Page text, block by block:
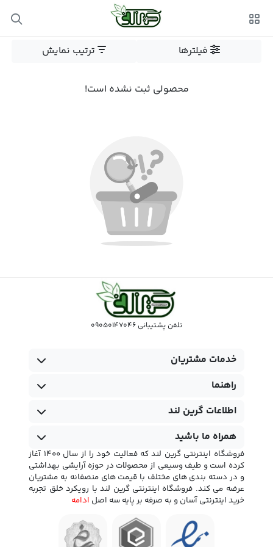
فیلترها ترتیب نمایش
محصولی ثبت نشده است!
تلفن پشتیبانی 09050147046
خدمات مشتریان
راهنما
اطلاعات گرین لند
همراه ما باشید
فروشگاه اینترنتی گرین لند که فعالیت خود را از سال 1400 آغاز
کرده است و طیف وسیعی از محصولات در حوزه آرایشی بهداشتی
و در دسته بندی های مختلف با قیمت های منصفانه به مشتریان
عرضه می کند. فروشگاه اینترنتی گرین لند با رویکرد خلق تجربه
خرید اینترنتی آسان و به صرفه بر پایه سه اصل ادامه